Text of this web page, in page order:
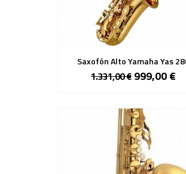
Saxofón Alto Yamaha Yas
1.331,00 € 999,00 €